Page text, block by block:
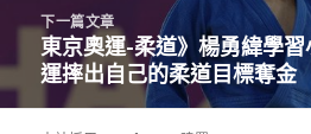
文
章:
下一篇文章
下
一
篇
東京奧運-柔道》楊勇緯學
運摔出自己的柔道目標奪金